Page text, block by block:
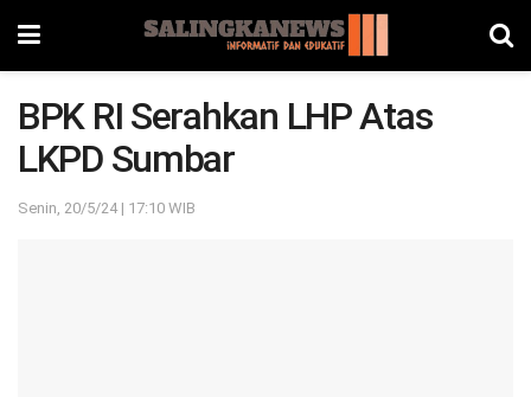
BPK RI Serahkan LHP Atas
LKPD Sumbar
Senin, 20/5/24 | 17:10 WIB